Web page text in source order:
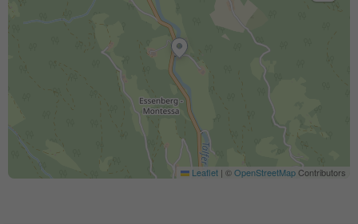
Leaflet | ©OpenStreetMapContributors